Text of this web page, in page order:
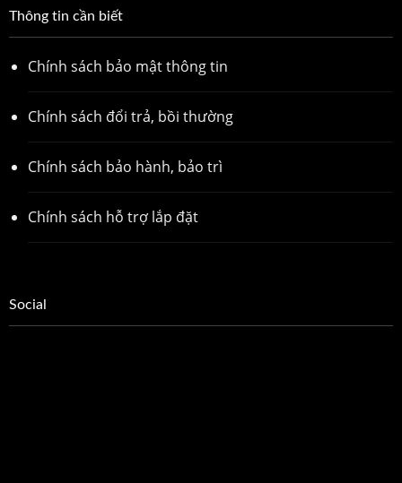
Thông tin cần biết
Chính sách bảo mật thông tin
Chính sách đổi trả, bồi thường
Chính sách bảo hành, bảo trì
Chính sách hỗ trợ lắp đặt
Social